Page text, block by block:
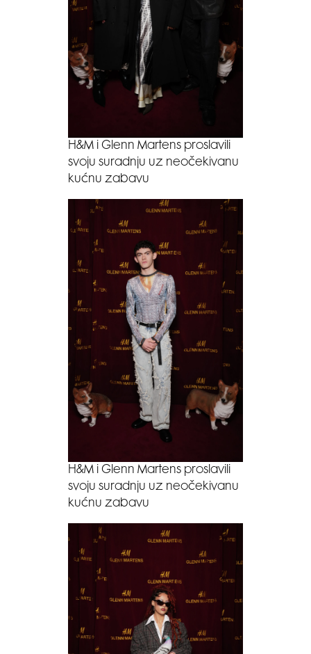
H&M i Glenn Martens proslavili
svoju suradnju uz neočekivanu
kućnu zabavu
H&M i Glenn Martens proslavili
svoju suradnju uz neočekivanu
kućnu zabavu